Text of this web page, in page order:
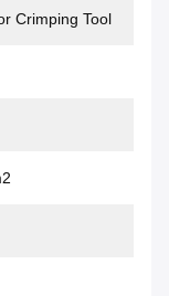
Crimping Tool